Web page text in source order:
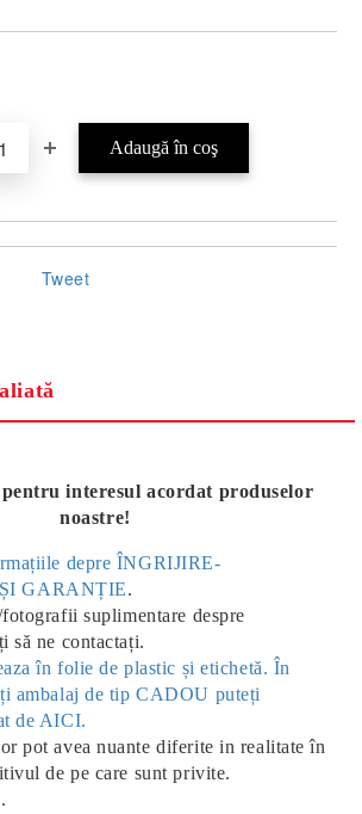
Tweet
interesul acordat produselor
noastre!
depre ÎNGRIJIRE-
GARANȚIE.
suplimentare despre
să ne contactați.
în folie de plastic și etichetă. În
ambalaj de tip CADOU puteți
de AICI.
pot avea nuante diferite in realitate în
de pe care sunt privite.